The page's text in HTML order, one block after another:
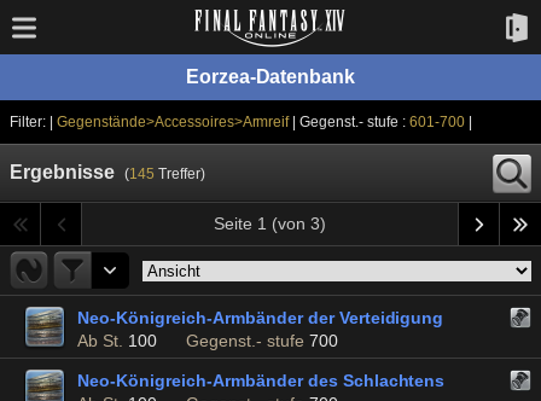
Eorzea-Datenbank
Filter: | Gegenstände>Accessoires>Armreif | Gegenst.- stufe :601-700
Ergebnisse (145 Treffer)
Seite 1 (von 3)
Neo-Königreich-Armbänder der Verteidigung
Ab St. 100 Gegenst.- stufe 700
Neo-Königreich-Armbänder des Schlachtens